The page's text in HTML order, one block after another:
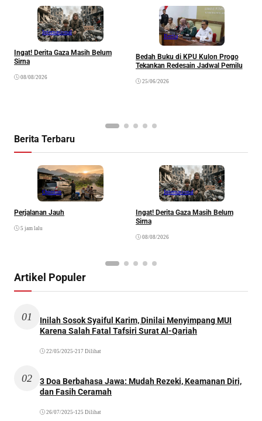
Internasional
Ingat! Derita Gaza Masih Belum
Sirna
08/08/2026
Berita
Bedah Buku di KPU Kulon Progo
Tekankan Redesain Jadwal Pemilu
25/06/2026
Berita Terbaru
Opinion
Perjalanan Jauh
5 jam lalu
Internasional
Ingat! Derita Gaza Masih Belum
Sirna
08/08/2026
Artikel Populer
01
Inilah Sosok Syaiful Karim, Dinilai Menyimpang MUI
Karena Salah Fatal Tafsiri Surat Al-Qariah
22/05/2025 •217 Dilihat
02
3 Doa Berbahasa Jawa: Mudah Rezeki, Keamanan Diri,
dan Fasih Ceramah
26/07/2025 •125 Dilihat